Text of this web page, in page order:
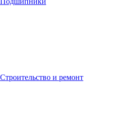
Строительство и ремонт